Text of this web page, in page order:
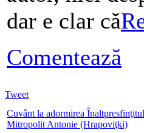
dar e clar că
Comentează
Tweet
Cuvânt la adormirea
Mitropolit Antonie (Hrapoviţki)